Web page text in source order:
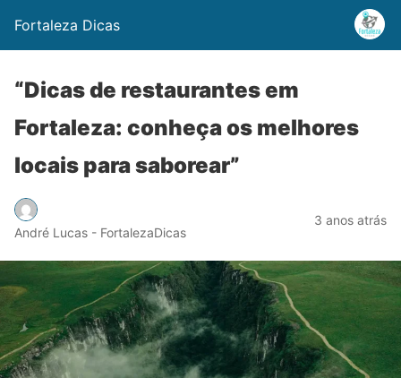
Fortaleza Dicas
“Dicas de restaurantes em
Fortaleza: conheça os melhores
locais para saborear”
André Lucas - FortalezaDicas
3 anos atrás